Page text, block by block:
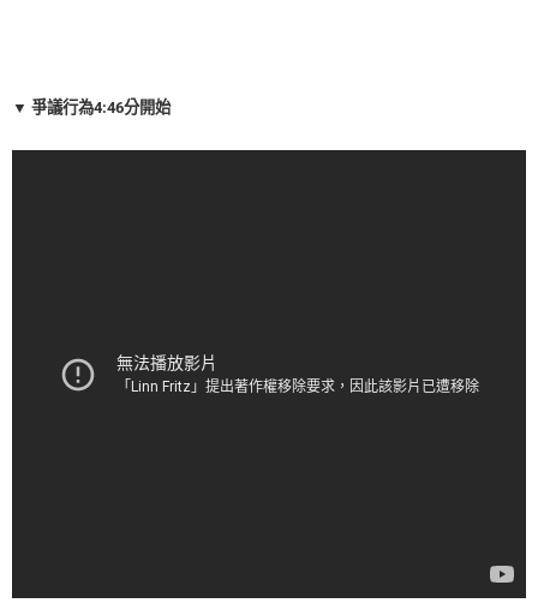
▼ 爭議行為4:46分開始